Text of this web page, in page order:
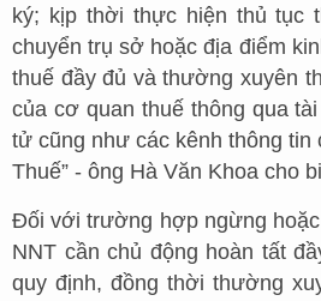
ký; kịp thời thực hiện thủ tục
chuyển trụ sở hoặc địa điểm
thuế đầy đủ và thường xuyên
của cơ quan thuế thông qua
tử cũng như các kênh thông tin
Thuế” - ông Hà Văn Khoa cho
Đối với trường hợp ngừng
NNT cần chủ động hoàn tất
quy định, đồng thời thường